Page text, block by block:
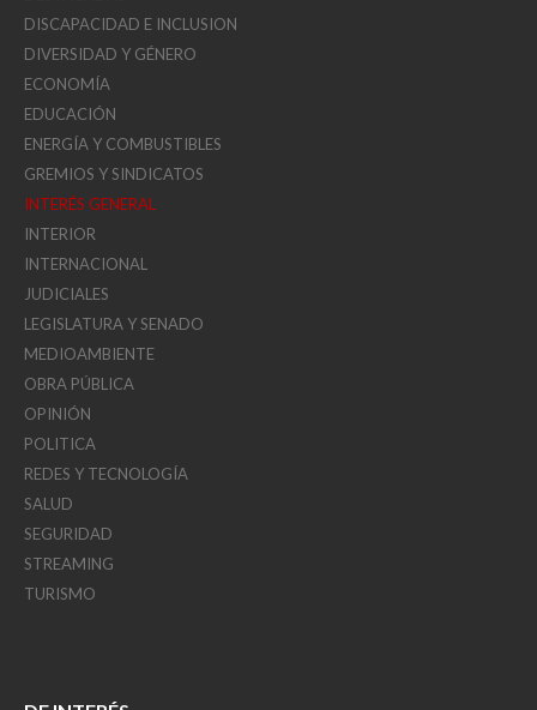
DISCAPACIDAD E INCLUSION
DIVERSIDAD Y GÉNERO
ECONOMÍA
EDUCACIÓN
ENERGÍA Y COMBUSTIBLES
GREMIOS Y SINDICATOS
INTERÉS GENERAL
INTERIOR
INTERNACIONAL
JUDICIALES
LEGISLATURA Y SENADO
MEDIOAMBIENTE
OBRA PÚBLICA
OPINIÓN
POLITICA
REDES Y TECNOLOGÍA
SALUD
SEGURIDAD
STREAMING
TURISMO